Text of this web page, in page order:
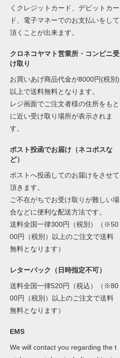
くクレジットカード、デビットカー
ド、電子マネーでのお支払いをして
頂くことが出来ます。
クロネコヤマト営業所・コンビニ受
け取り
お買いあげ商品代金が8000円(税別)
以上で送料無料となります。
レジ画面でご注文者様の住所をもと
に近い受け取り場所が表示されま
す。
ポスト投函でお届け（ネコポスな
ど）
ポストへ投函してのお届けをさせて
頂きます。
ご不在がちでお受け取りが難しい場
合などに便利な配送方法です。
送料全国一律300円（税別）（※50
00円（税別）以上のご注文で送料
無料となります）
レターパック（日時指定不可）
送料全国一律520円（税込）（※80
00円（税別）以上のご注文で送料
無料となります）
EMS
We will contact you regarding the t